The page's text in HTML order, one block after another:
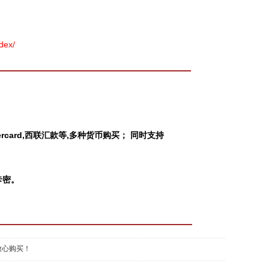
西联汇款等,多种货币购买； 同时支持
。
购买！